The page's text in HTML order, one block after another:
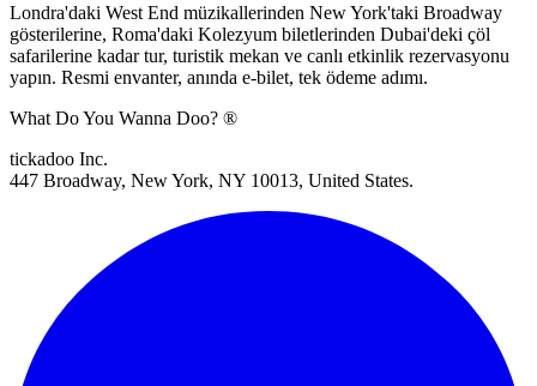
Londra'daki West End müzikallerinden New York'taki Broadway
gösterilerine, Roma'daki Kolezyum biletlerinden Dubai'deki çöl
safarilerine kadar tur, turistik mekan ve canlı etkinlik rezervasyonu
yapın. Resmi envanter, anında e-bilet, tek ödeme adımı.
What Do You Wanna Doo? ®
tickadoo Inc.
447 Broadway, New York, NY 10013, United States.